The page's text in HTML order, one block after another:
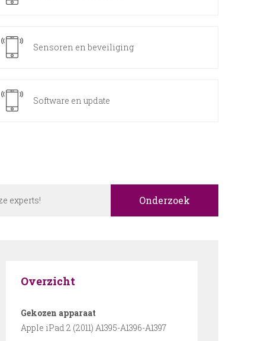
Sensoren en beveiliging
Software en update
experts! Onderzoek
Overzicht
Gekozen apparaat
Apple iPad 2 (2011) A1395-A1396-A1397